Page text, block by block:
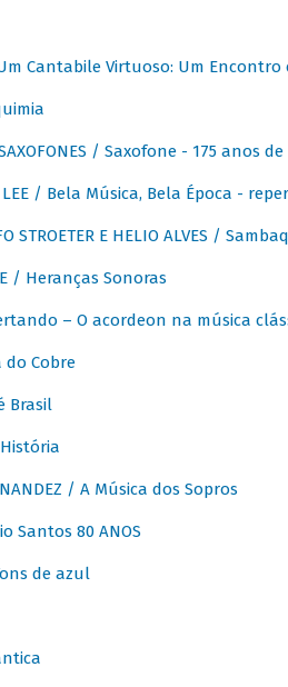
Um Cantabile Virtuoso: Um
SAXOFONES / Saxofone - 175 anos
LEE / Bela Música, Bela Época -
STROETER E HELIO ALVES /
/ Heranças Sonoras
– O acordeon na música
do Cobre
Brasil
História
/ A Música dos Sopros
Santos 80 ANOS
de azul